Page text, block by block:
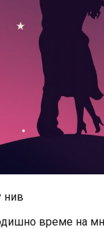
нив
време на